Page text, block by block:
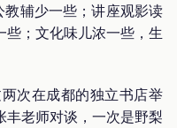
教辅少一些；讲座观影读
；文化味儿浓一些，生
次在成都的独立书店举
丰老师对谈，一次是野梨